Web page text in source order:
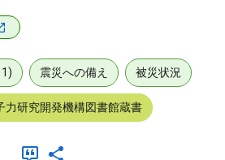
震災への備え 被災状況
力研究開発機構図書館蔵書